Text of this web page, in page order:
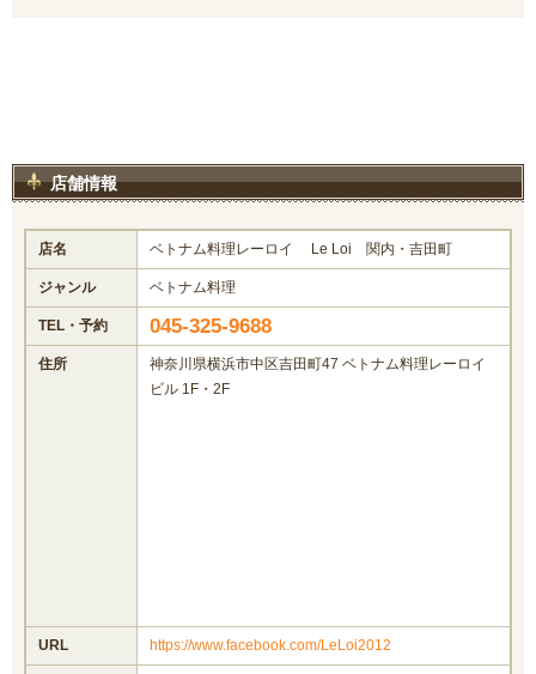
店舗情報
店名 ベトナム料理レーロイ Le Loi 関内・吉田町
ジャンル ベトナム料理
TEL・予約 045-325-9688
住所
神奈川県横浜市中区吉田町47 ベトナム料理レーロイ
ビル 1F・2F
URL https://www.facebook.com/LeLoi2012